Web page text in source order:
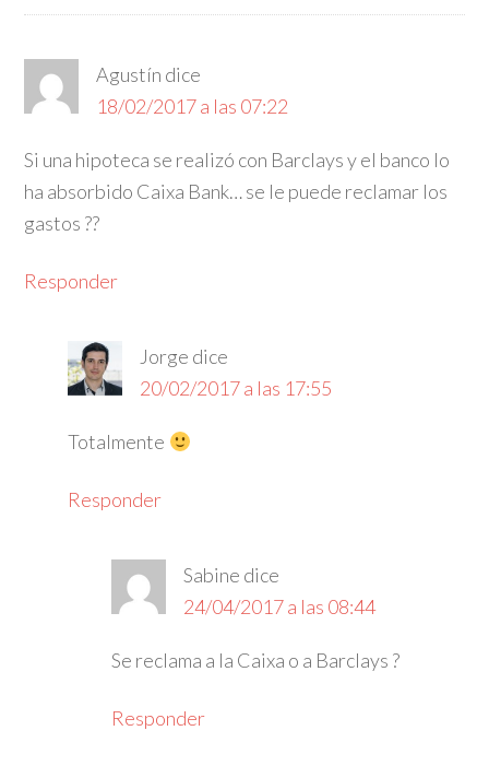
Agustín dice
18/02/2017 a las 07:22
Si una hipoteca se realizó con Barclays y el banco lo
ha absorbido Caixa Bank… se le puede reclamar los
gastos ??
Responder
Jorge dice
20/02/2017 a las 17:55
Totalmente
Responder
Sabine dice
24/04/2017 a las 08:44
Se reclama a la Caixa o a Barclays ?
Responder